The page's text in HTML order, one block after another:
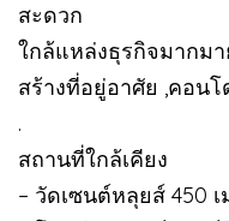
สะดวก
ใกล้แหล่งธุรกิจมากม
สร้างที่อยู่อาศัย ,คอน
.
สถานที่ใกล้เคียง
– วัดเซนต์หลุยส์ 450 เ